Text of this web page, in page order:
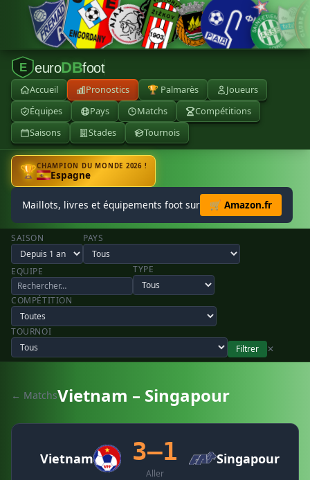
E euroDBfoot
Accueil Pronostics 🏆 Palmarès
Joueurs
Équipes
Pays Matchs
Compétitions
Saisons
Stades Tournois
🏆CHAMPION DU MONDE 2026 !
Espagne
Maillots, livres et équipements foot sur 🛒 Amazon.fr
SAISON PAYS
EQUIPE TYPE
COMPÉTITION
TOURNOI
Filtrer
✕
← MatchsVietnam – Singapour
Vietnam 3–1
Aller
Singapour